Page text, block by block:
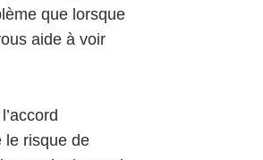
que lorsque
aide à voir
le risque de